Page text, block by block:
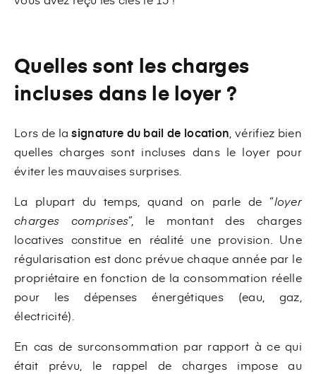
Quelles sont les charges
incluses dans le loyer ?
Lors de lasignature du bail de location , vérifiez bien
quelles charges sont incluses dans le loyer pour
éviter les mauvaises surprises.
La plupart du temps, quand on parle de “loyer
charges comprises”, le montant des charges
locatives constitue en réalité une provision. Une
régularisation est donc prévue chaque année par le
propriétaire en fonction de la consommation réelle
pour les dépenses énergétiques (eau, gaz,
électricité).
En cas de surconsommation par rapport à ce qui
était prévu, le rappel de charges impose au